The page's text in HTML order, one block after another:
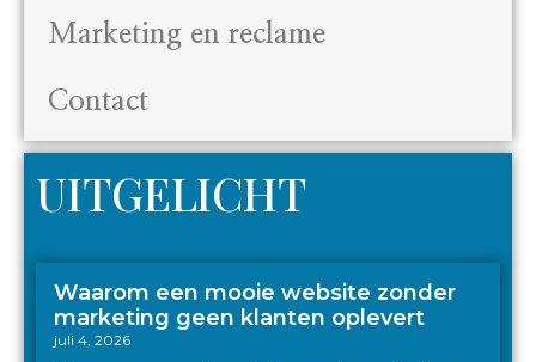
Marketing en reclame
Contact
UITGELICHT
Waarom een mooie website zonder
marketing geen klanten oplevert
juli 4, 2026